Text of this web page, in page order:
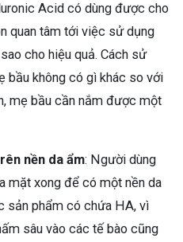
Acid có dùng được cho
quan tâm tới việc sử dụng
cho hiệu quả. Cách sử
bầu không có gì khác so với
mẹ bầu cần nắm được một
nền da ẩm: Người dùng
mặt xong để có một nền da
sản phẩm có chứa HA, vì
sâu vào các tế bào cũng